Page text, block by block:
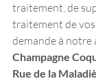
traitement, de
traitement de
demande à notre
Champagne
Rue de la